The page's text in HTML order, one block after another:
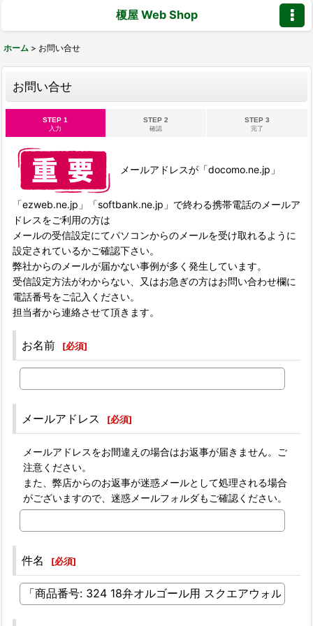
榎屋 Web Shop
ホーム > お問い合せ
お問い合せ
STEP 1
入力
STEP 2
確認
STEP 3
完了
メールアドレスが「docomo.ne.jp」
「ezweb.ne.jp」「softbank.ne.jp」で終わる携帯電話のメールア
ドレスをご利用の方は
メールの受信設定にてパソコンからのメールを受け取れるように
設定されているかご確認下さい。
弊社からのメールが届かない事例が多く発生しています。
受信設定方法がわからない、又はお急ぎの方はお問い合わせ欄に
電話番号をご記入ください。
担当者から連絡させて頂きます。
お名前 [必須]
メールアドレス [必須]
メールアドレスをお間違えの場合はお返事が届きません。ご
注意ください。
また、弊店からのお返事が迷惑メールとして処理される場合
がございますので、迷惑メールフォルダもご確認ください。
件名 [必須]